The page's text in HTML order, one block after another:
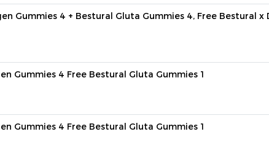
Gummies 4 + Bestural Gluta Gummies 4, Free Bestural x
Gummies 4 Free Bestural Gluta Gummies 1
Gummies 4 Free Bestural Gluta Gummies 1